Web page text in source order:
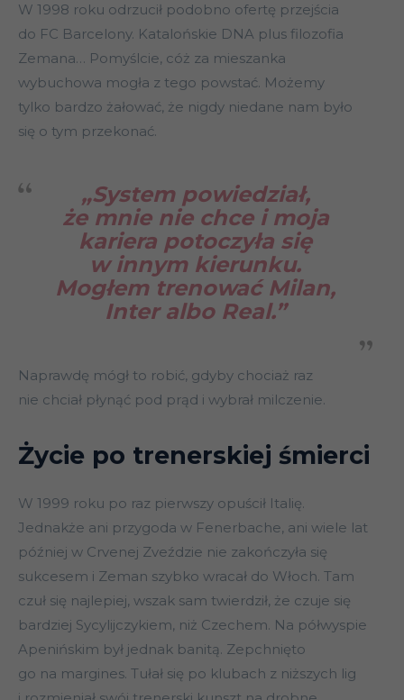
W 1998 roku odrzucił podobno ofertę przejścia
do FC Barcelony. Katalońskie DNA plus filozofia
Zemana… Pomyślcie, cóż za mieszanka
wybuchowa mogła z tego powstać. Możemy
tylko bardzo żałować, że nigdy niedane nam było
się o tym przekonać.
„System powiedział,
że mnie nie chce i moja
kariera potoczyła się
w innym kierunku.
Mogłem trenować Milan,
Inter albo Real.”
Naprawdę mógł to robić, gdyby chociaż raz
nie chciał płynąć pod prąd i wybrał milczenie.
Życie po trenerskiej śmierci
W 1999 roku po raz pierwszy opuścił Italię.
Jednakże ani przygoda w Fenerbache, ani wiele lat
później w Crvenej Zveździe nie zakończyła się
sukcesem i Zeman szybko wracał do Włoch. Tam
czuł się najlepiej, wszak sam twierdził, że czuje się
bardziej Sycylijczykiem, niż Czechem. Na półwyspie
Apenińskim był jednak banitą. Zepchnięto
go na margines. Tułał się po klubach z niższych lig